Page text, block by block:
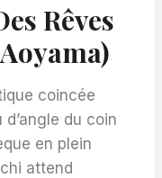
Rêves
coincée
du coin
en plein
attend